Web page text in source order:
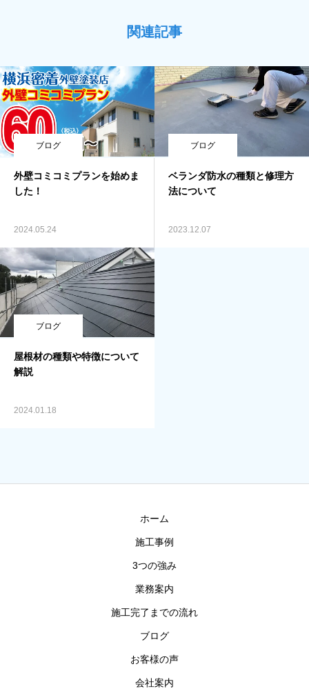
関連記事
ブログ
外壁コミコミプランを始めま
した！
2024.05.24
ブログ
ベランダ防水の種類と修理方
法について
2023.12.07
ブログ
屋根材の種類や特徴について
解説
2024.01.18
ホーム
施工事例
3つの強み
業務案内
施工完了までの流れ
ブログ
お客様の声
会社案内